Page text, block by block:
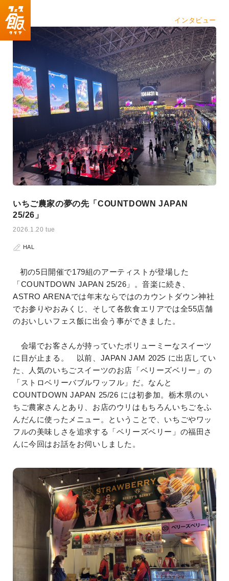
インタビュー
いちご農家の夢の先「COUNTDOWN JAPAN
25/26」
2026.1.20 tue
HAL
初の5日開催で179組のアーティストが登場した
「COUNTDOWN JAPAN 25/26」。音楽に続き、
ASTRO ARENAでは年末ならではのカウントダウン神社
でお参りやおみくじ、そして各飲食エリアでは全55店舗
のおいしいフェス飯に出会う事ができました。
会場でお客さんが持っていたボリューミーなスイーツ
に目が止まる。 以前、JAPAN JAM 2025 に出店してい
た、人気のいちごスイーツのお店「ベリーズベリー」の
「ストロベリーバブルワッフル」だ。なんと
COUNTDOWN JAPAN 25/26 には初参加。栃木県のい
ちご農家さんとあり、お店のウリはもちろんいちごをふ
んだんに使ったメニュー。ということで、いちごやワッ
フルの美味しさを追求する「ベリーズベリー」の福田さ
んに今回はお話をお伺いしました。